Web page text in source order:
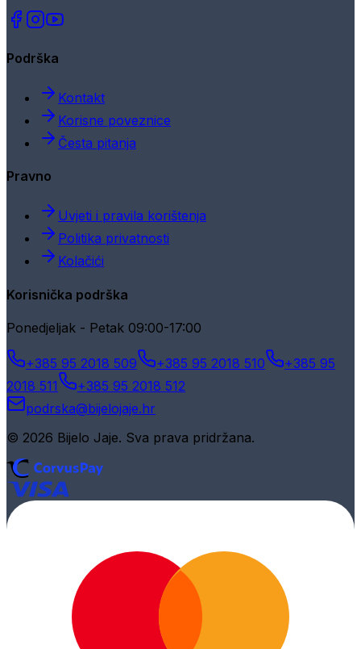
Podrška
Kontakt
Korisne poveznice
Česta pitanja
Pravno
Uvjeti i pravila korištenja
Politika privatnosti
Kolačići
Korisnička podrška
Ponedjeljak - Petak 09:00-17:00
+385 95 2018 509 +385 95 2018 510
+385 95
2018 511
+385 95 2018 512
podrska@bijelojaje.hr
© 2026 Bijelo Jaje. Sva prava pridržana.